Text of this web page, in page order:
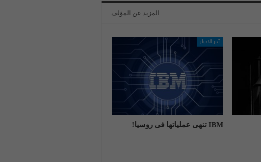
المزيد عن المؤلف
آخر الاخبار
IBM تنهی عملیاتها فی روسیا!